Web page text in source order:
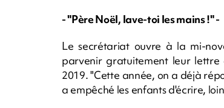
- "Père Noël, lave-toi les mains !" -
Le secrétariat ouvre à la mi-
parvenir gratuitement leur
2019. "Cette année, on a déjà
a empêché les enfants d'écrire,